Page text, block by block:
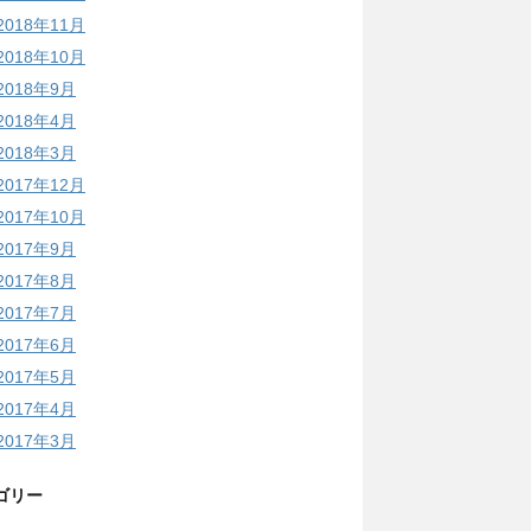
年11月
年10月
年9月
年4月
年3月
年12月
年10月
年9月
年8月
年7月
年6月
年5月
年4月
年3月
リー